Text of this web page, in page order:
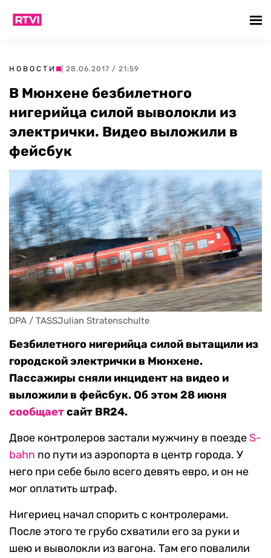
НОВОСТИ | 28.06.2017 / 21:59
В Мюнхене безбилетного
нигерийца силой выволокли из
электрички. Видео выложили в
фейсбук
DPA / TASSJulian Stratenschulte
Безбилетного нигерийца силой вытащили из
городской электрички в Мюнхене.
Пассажиры сняли инцидент на видео и
выложили в фейсбук. Об этом 28 июня
сообщаетсайт BR24.
Двое контролеров застали мужчину в поезде S-
bahn по пути из аэропорта в центр города. У
него при себе было всего девять евро, и он не
мог оплатить штраф.
Нигериец начал спорить с контролерами.
После этого те грубо схватили его за руки и
шею и выволокли из вагона. Там его повалили